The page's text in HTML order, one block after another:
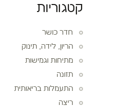
קטגוריות
חדר כושר
הריון, לידה, תינוק
מתיחות וגמישות
תזונה
התעמלות בריאותית
ריצה